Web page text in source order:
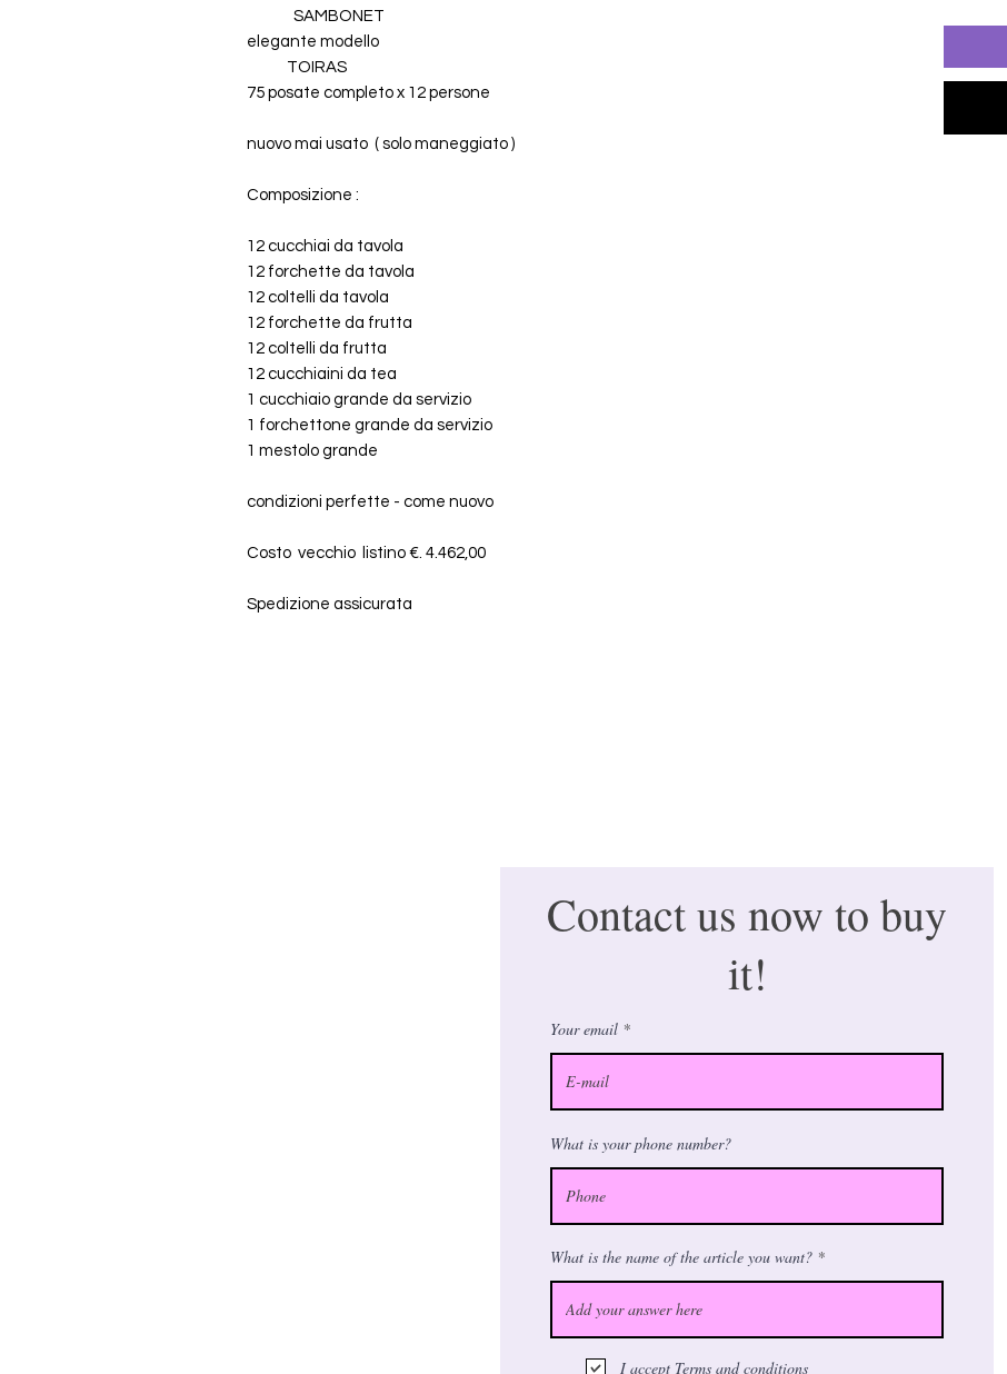
SAMBONET
elegante modello
TOIRAS
75 posate completo x 12 persone
nuovo mai usato ( solo maneggiato )
Composizione :
12 cucchiai da tavola
12 forchette da tavola
12 coltelli da tavola
12 forchette da frutta
12 coltelli da frutta
12 cucchiaini da tea
1 cucchiaio grande da servizio
1 forchettone grande da servizio
1 mestolo grande
condizioni perfette - come nuovo
Costo vecchio listino €. 4.462,00
Spedizione assicurata
Contact us now to buy
it!
Your email
What is your phone number?
What is the name of the article you want?
I accept Terms and conditions